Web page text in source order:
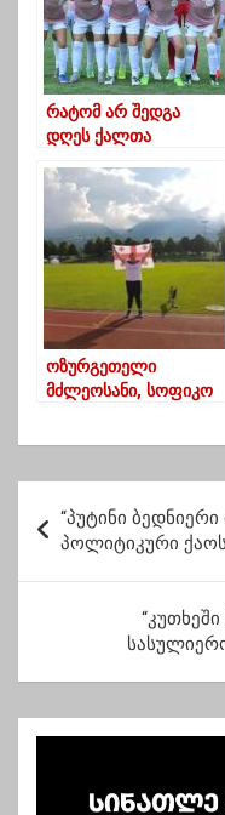
რატომ არ შედგა
დღეს ქალთა
ცენტრალური მატჩი?
ოზურგეთელი
მძლეოსანი, სოფიკო
ო
ს
ნ
“პუტინი
პოლიტიკური